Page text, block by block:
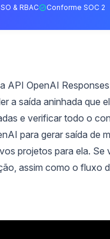
& RBAC Conforme SOC 2
API OpenAI
ler a saída aninhada que
e verificar todo o
para gerar saída de
projetos para ela. Se
assim como o fluxo